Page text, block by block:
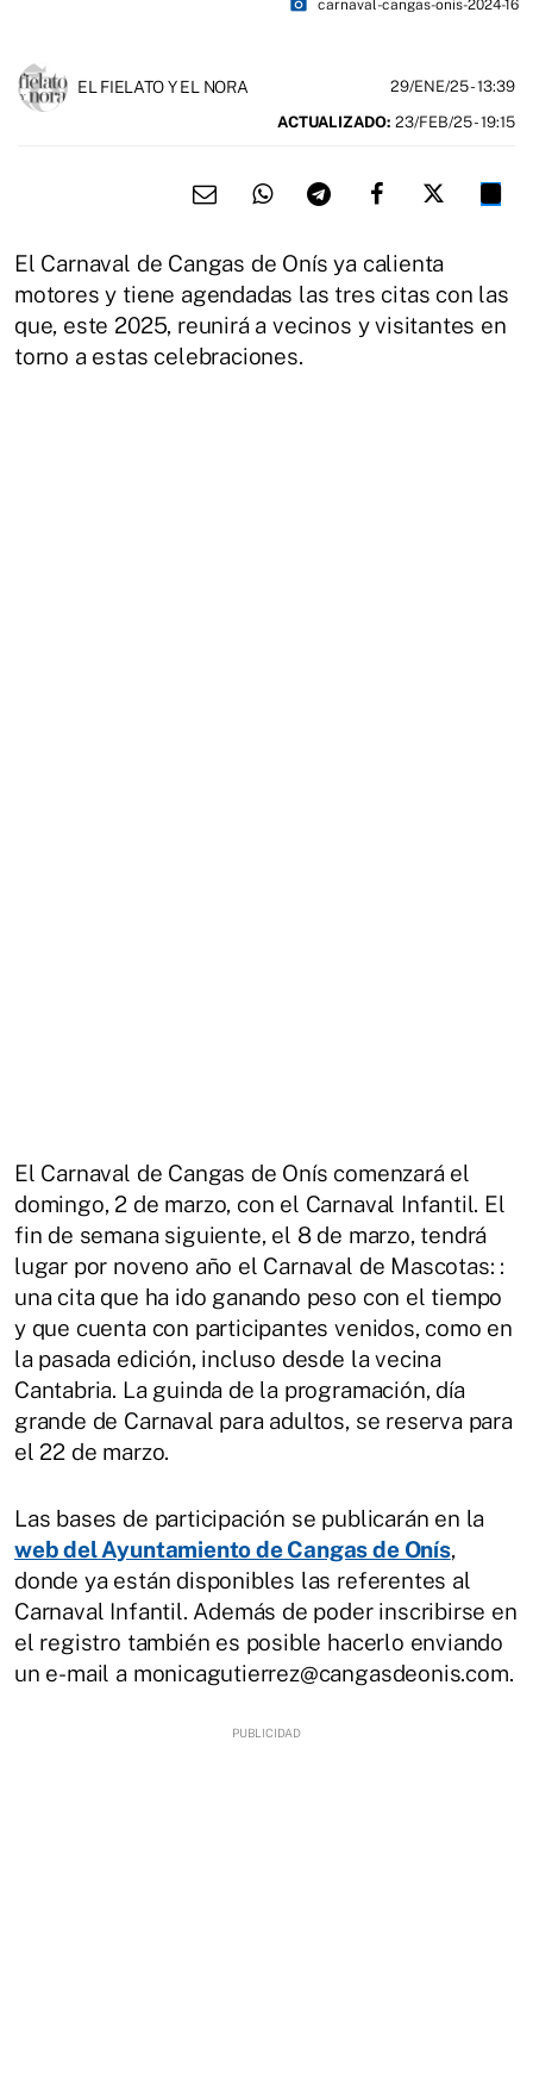
photo_camera carnaval-cangas-onis-2024-16
EL FIELATO Y EL NORA 29/ENE/25- 13:39
ACTUALIZADO: 23/FEB/25 - 19:15
El Carnaval de Cangas de Onís ya calienta
motores y tiene agendadas las tres citas con las
que, este 2025, reunirá a vecinos y visitantes en
torno a estas celebraciones.
El Carnaval de Cangas de Onís comenzará el
domingo, 2 de marzo, con el Carnaval Infantil. El
fin de semana siguiente, el 8 de marzo, tendrá
lugar por noveno año el Carnaval de Mascotas: :
una cita que ha ido ganando peso con el tiempo
y que cuenta con participantes venidos, como en
la pasada edición, incluso desde la vecina
Cantabria. La guinda de la programación, día
grande de Carnaval para adultos, se reserva para
el 22 de marzo.
Las bases de participación se publicarán en la
web del Ayuntamiento de Cangas de Onís,
donde ya están disponibles las referentes al
Carnaval Infantil. Además de poder inscribirse en
el registro también es posible hacerlo enviando
un e-mail a monicagutierrez@cangasdeonis.com.